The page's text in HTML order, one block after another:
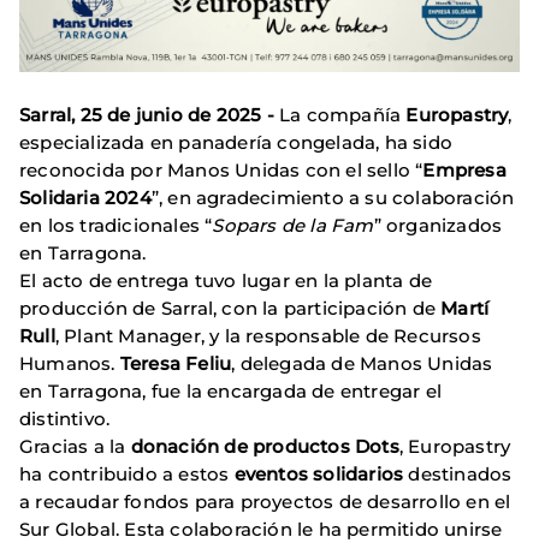
Sarral, 25 de junio de 2025 -La compañía Europastry,
especializada en panadería congelada, ha sido
reconocida por Manos Unidas con el sello “Empresa
Solidaria 2024”, en agradecimiento a su colaboración
en los tradicionales “Sopars de la Fam” organizados
en Tarragona.
El acto de entrega tuvo lugar en la planta de
producción de Sarral, con la participación de Martí
Rull, Plant Manager, y la responsable de Recursos
Humanos. Teresa Feliu, delegada de Manos Unidas
en Tarragona, fue la encargada de entregar el
distintivo.
Gracias a la donación de productos Dots, Europastry
ha contribuido a estos eventos solidarios destinados
a recaudar fondos para proyectos de desarrollo en el
Sur Global. Esta colaboración le ha permitido unirse